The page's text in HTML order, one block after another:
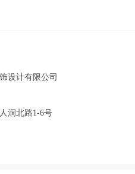
设计有限公司
洞北路1-6号